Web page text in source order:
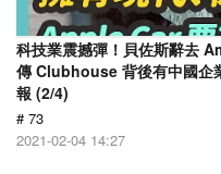
科技業震撼彈！貝佐斯辭去
傳 Clubhouse 背後有中國企
報 (2/4)
# 73
2021-02-04 14:27